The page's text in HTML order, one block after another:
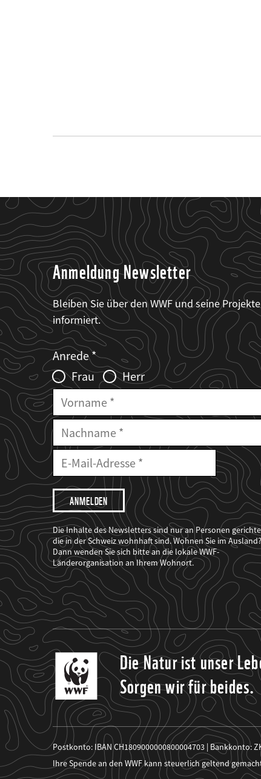
Anmeldung Newsletter
Bleiben Sie über den WWF und seine Projekte
informiert.
Web2Case
Infofelder
Fieldset
anrede_name
Anrede
Frau
Herr
Vorname
Nachname
E-
Mailadresse
Mail
Adresse
Ich
möchte,
dass
der
WWF
mich
über
seine
Projekte
informiert.
Die Inhalte des Newsletters sind nur an Personen
die in der Schweiz wohnhaft sind. Wohnen Sie im Ausland?
Dann wenden Sie sich bitte an die lokale WWF-
Länderorganisation an Ihrem Wohnort.
Die Natur ist unser
Sorgen wir für beides.
Postkonto: IBAN CH1809000000800004703 | Bankkonto:
Ihre Spende an den WWF kann steuerlich geltend